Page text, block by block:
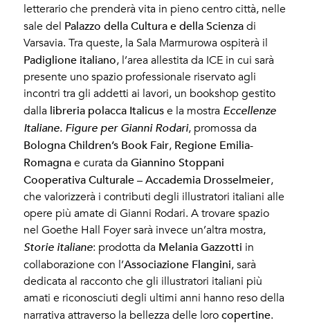
letterario che prenderà vita in pieno centro città, nelle
sale del Palazzo della Cultura e della Scienza di
Varsavia. Tra queste, la Sala Marmurowa ospiterà il
Padiglione italiano, l’area allestita da ICE in cui sarà
presente uno spazio professionale riservato agli
incontri tra gli addetti ai lavori, un bookshop gestito
dalla libreria polaccaItalicus e la mostra Eccellenze
Italiane. Figure per Gianni Rodari, promossa da
Bologna Children’s Book Fair, Regione Emilia-
Romagna e curata daGiannino Stoppani
Cooperativa Culturale – Accademia Drosselmeier,
che valorizzerà i contributi degli illustratori italiani alle
opere più amate di Gianni Rodari. A trovare spazio
nel Goethe Hall Foyer sarà invece un’altra mostra,
Storie italiane: prodotta da Melania Gazzotti in
collaborazione con l’Associazione Flangini, sarà
dedicata al racconto che gli illustratori italiani più
amati e riconosciuti degli ultimi anni hanno reso della
narrativa attraverso la bellezza delle lorocopertine.